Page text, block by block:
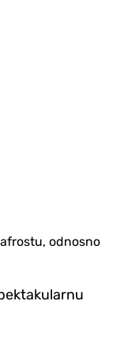
odnosno